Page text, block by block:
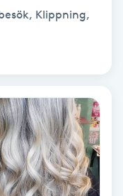
Klippning,